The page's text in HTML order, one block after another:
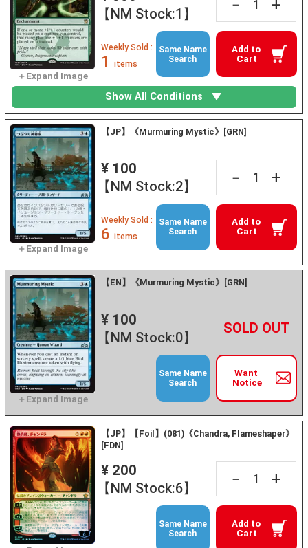
【NM Stock:1】
－ +
Add to
Cart
Weekly Sold :
1 items
Same Name
Search
Show All Conditions
【JP】《Murmuring Mystic》[GRN]
¥ 100
【NM Stock:2】
－ +
Add to
Cart
Weekly Sold :
6 items
Same Name
Search
【EN】《Murmuring Mystic》[GRN]
¥ 100
【NM Stock:0】
－ +
Want
Notice
Same Name
Search
【JP】【Foil】(081)《Chandra, Flameshaper》
[FDN]
¥ 200
【NM Stock:6】
－ +
Add to
Cart
Same Name
Search